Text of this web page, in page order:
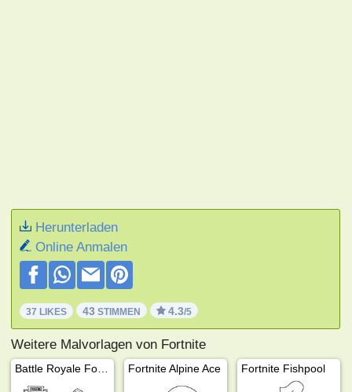
Herunterladen
Online Anmalen
37 LIKES 43 STIMMEN 4.3/5
Weitere Malvorlagen von Fortnite
Fortnite Alpine Ace Fortnite Fishpool